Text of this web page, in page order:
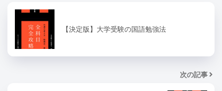
【決定版】大学受験の国語勉強法
次の記事